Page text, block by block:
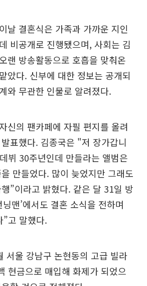
날 결혼식은 가족과 가까운 지인
비공개로 진행됐으며, 사회는 김
랜 방송활동으로 호흡을 맞춰온
았다. 신부에 대한 정보는 공개되
와 무관한 인물로 알려졌다.
신의 팬카페에 자필 편지를 올려
표했다. 김종국은 "저 장가갑니
뷔 30주년인데 만들라는 앨범은
만들었다. 많이 늦었지만 그래도
”이라고 밝혔다. 같은 달 31일 방
닝맨’에서도 결혼 소식을 전하며
”고 말했다.
서울 강남구 논현동의 고급 빌라
현금으로 매입해 화제가 되었으